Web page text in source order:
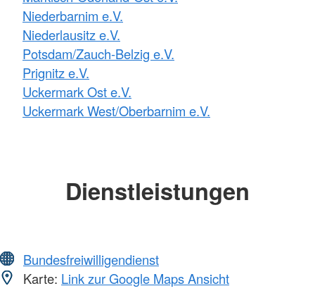
Niederbarnim e.V.
Niederlausitz e.V.
Potsdam/Zauch-Belzig e.V.
Prignitz e.V.
Uckermark Ost e.V.
Uckermark West/Oberbarnim e.V.
Dienstleistungen
Bundesfreiwilligendienst
Karte: Link zur Google Maps Ansicht